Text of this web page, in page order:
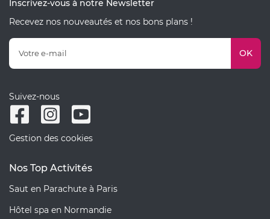
Inscrivez-vous à notre Newsletter
Recevez nos nouveautés et nos bons plans !
OK
Suivez-nous
Gestion des cookies
Nos Top Activités
Saut en Parachute à Paris
Hôtel spa en Normandie